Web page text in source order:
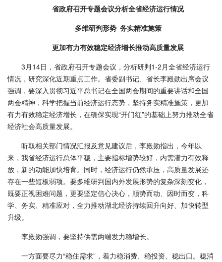
省政府召开专题会议分析全省经济运行情况
多维研判形势 务实精准施策
更加有力有效稳定经济增长推动高质量发展
3月14日，省政府召开专题会议，分析研判1-2月全省经济运行
情况，研究深化近期重点工作。省委副书记、省长李殿勋出席会议
强调，要深入贯彻习近平总书记在全国两会期间的重要讲话和全国
两会精神，科学把握当前经济运行态势，坚持务实精准施策，更加
有力有效稳定经济增长，在确保实现“开门红”的基础上努力推动全省
经济社会高质量发展。
听取相关部门情况汇报及意见建议后，李殿勋指出，今年以
来，我省经济运行总体平稳，主要指标增势较好，内需潜力有效释
放，新的动能加快培育。同时，经济运行仍然承压，高质量发展还
存在一些短板弱项。要多维研判国内外发展形势的复杂深刻变化，
既要正视困难问题，更要坚定信心决心，顺势而动、因时而变，科
学、务实、精准应对，全力推动湖北经济持续回升向好、加快转型
升级。
李殿勋强调，要坚持供需两端发力稳增长。
一方面要尽力“稳住需求”，着力稳消费、稳投资、稳出口。稳消